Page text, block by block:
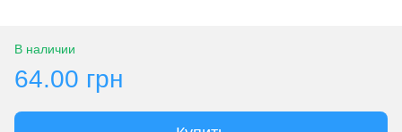
В наличии
64.00 грн